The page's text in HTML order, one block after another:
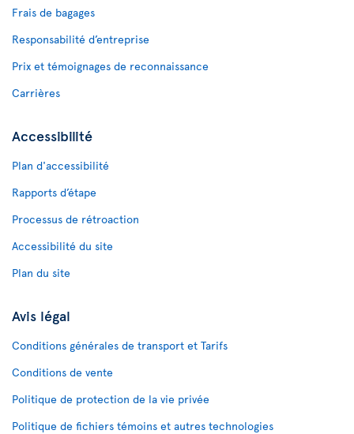
Frais de bagages
Responsabilité d’entreprise
Prix et témoignages de reconnaissance
Carrières
Accessibilité
Plan d'accessibilité
Rapports d’étape
Processus de rétroaction
Accessibilité du site
Plan du site
Avis légal
Conditions générales de transport et Tarifs
Conditions de vente
Politique de protection de la vie privée
Politique de fichiers témoins et autres technologies